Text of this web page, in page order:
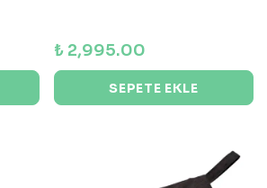
₺ 2,995.00
SEPETE EKLE